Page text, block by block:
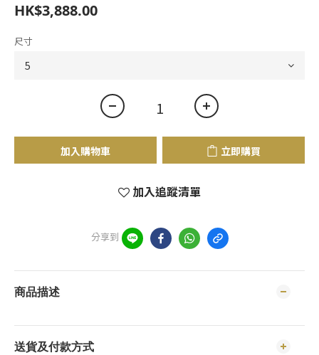
HK$3,888.00
尺寸
加入購物車 立即購買
加入追蹤清單
分享到
商品描述
送貨及付款方式